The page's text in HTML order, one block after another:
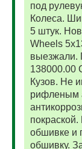
под
Колеса.
5 штук.
Wheels
выезжали.
138000.00
Кузов. Не
рифленым
обшивке и
обшивку.